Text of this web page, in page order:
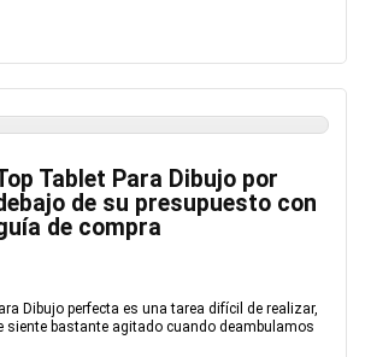
Tablet Para Dibujo por
de su presupuesto con
de compra
Dibujo perfecta es una tarea difícil de realizar,
siente bastante agitado cuando deambulamos